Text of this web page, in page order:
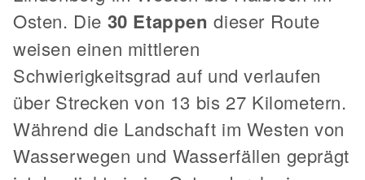
Osten. Die 30 Etappen dieser Route
weisen einen mittleren
Schwierigkeitsgrad auf und verlaufen
über Strecken von 13 bis 27 Kilometern.
Während die Landschaft im Westen von
Wasserwegen und Wasserfällen geprägt